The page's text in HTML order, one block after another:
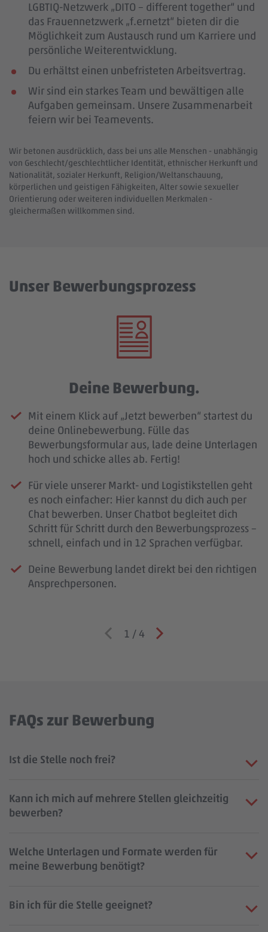
LGBTIQ-Netzwerk „DITO – different together“ und
das Frauennetzwerk „f.ernetzt“ bieten dir die
Möglichkeit zum Austausch rund um Karriere und
persönliche Weiterentwicklung.
Du erhältst einen unbefristeten Arbeitsvertrag.
Wir sind ein starkes Team und bewältigen alle
Aufgaben gemeinsam. Unsere Zusammenarbeit
feiern wir bei Teamevents.
Wir betonen ausdrücklich, dass bei uns alle Menschen - unabhängig
von Geschlecht/geschlechtlicher Identität, ethnischer Herkunft und
Nationalität, sozialer Herkunft, Religion/Weltanschauung,
körperlichen und geistigen Fähigkeiten, Alter sowie sexueller
Orientierung oder weiteren individuellen Merkmalen -
gleichermaßen willkommen sind.
Unser Bewerbungsprozess
Deine Bewerbung.
Mit einem Klick auf „Jetzt bewerben“ startest du
deine Onlinebewerbung. Fülle das
Bewerbungsformular aus, lade deine Unterlagen
hoch und schicke alles ab. Fertig!
Für viele unserer Markt- und Logistikstellen geht
es noch einfacher: Hier kannst du dich auch per
Chat bewerben. Unser Chatbot begleitet dich
Schritt für Schritt durch den Bewerbungsprozess –
schnell, einfach und in 12 Sprachen verfügbar.
Deine Bewerbung landet direkt bei den richtigen
Ansprechpersonen.
1 / 4
FAQs zur Bewerbung
Ist die Stelle noch frei?
Kann ich mich auf mehrere Stellen gleichzeitig
bewerben?
Welche Unterlagen und Formate werden für
meine Bewerbung benötigt?
Bin ich für die Stelle geeignet?